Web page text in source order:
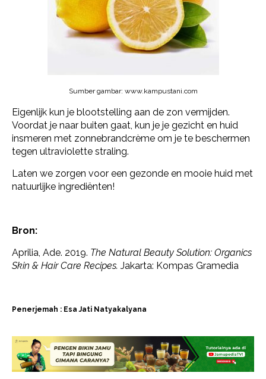
Sumber gambar: www.kampustani.com
Eigenlijk kun je blootstelling aan de zon vermijden.
Voordat je naar buiten gaat, kun je je gezicht en huid
insmeren met zonnebrandcrème om je te beschermen
tegen ultraviolette straling.
Laten we zorgen voor een gezonde en mooie huid met
natuurlijke ingrediënten!
Bron:
Aprilia, Ade. 2019. The Natural Beauty Solution: Organics
Skin & Hair Care Recipes. Jakarta: Kompas Gramedia
Penerjemah : Esa Jati Natyakalyana